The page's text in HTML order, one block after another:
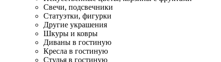
Свечи, подсвечники
Статуэтки, фигурки
Другие украшения
Шкуры и ковры
Диваны в гостиную
Кресла в гостиную
Стулья в гостиную